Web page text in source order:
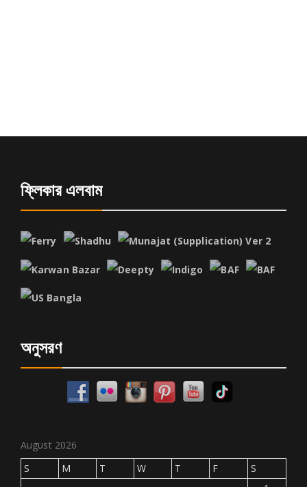
ফ্লিকার এলবাম
অনুসরণ
August 2026
S
M T W T F
S